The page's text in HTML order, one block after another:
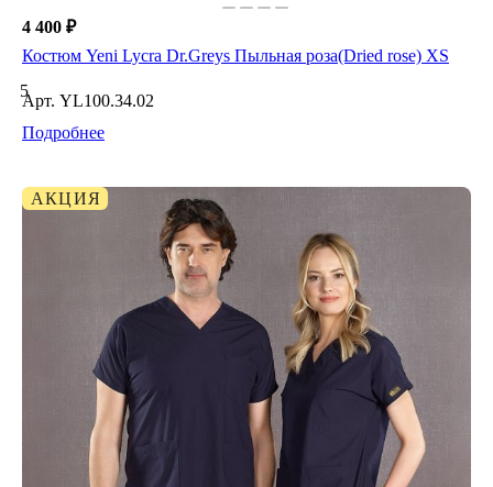
4 400 ₽
Костюм Yeni Lycra Dr.Greys Пыльная роза(Dried rose) XS
5
Арт. YL100.34.02
Подробнее
АКЦИЯ